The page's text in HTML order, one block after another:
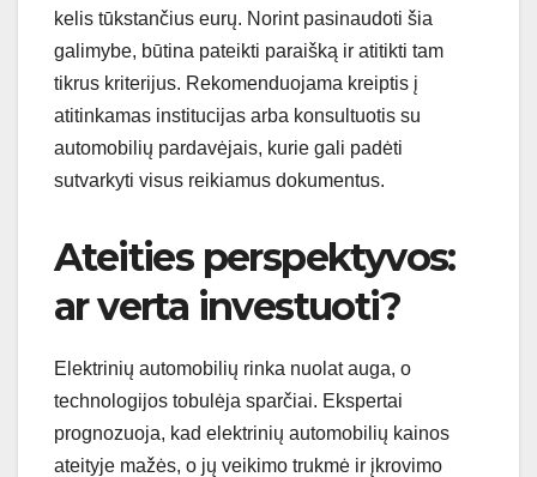
kelis tūkstančius eurų. Norint pasinaudoti šia
galimybe, būtina pateikti paraišką ir atitikti tam
tikrus kriterijus. Rekomenduojama kreiptis į
atitinkamas institucijas arba konsultuotis su
automobilių pardavėjais, kurie gali padėti
sutvarkyti visus reikiamus dokumentus.
Ateities perspektyvos:
ar verta investuoti?
Elektrinių automobilių rinka nuolat auga, o
technologijos tobulėja sparčiai. Ekspertai
prognozuoja, kad elektrinių automobilių kainos
ateityje mažės, o jų veikimo trukmė ir įkrovimo